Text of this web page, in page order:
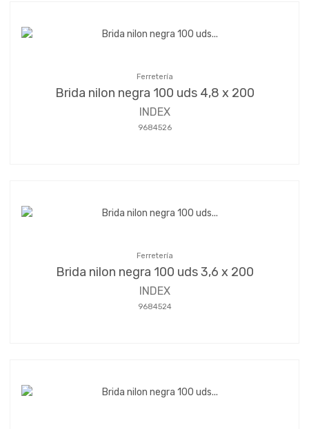
Ferretería
Brida nilon negra 100 uds 4,8 x 200
INDEX
9684526
Ferretería
Brida nilon negra 100 uds 3,6 x 200
INDEX
9684524